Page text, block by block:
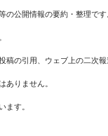
公開情報の要約・整理で
の引用、ウェブ上の二次
ありません。
ます。